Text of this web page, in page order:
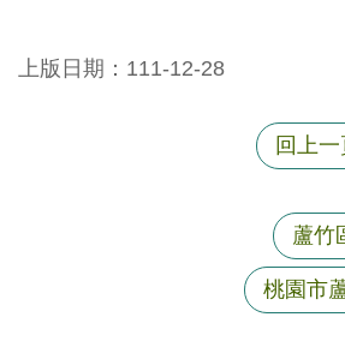
上版日期：111-12-28
回上一
蘆竹
桃園市